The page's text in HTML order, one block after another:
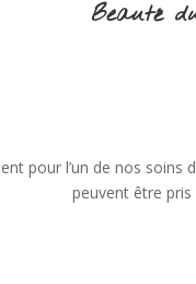
Beauté
pour l’un de nos soins
peuvent être